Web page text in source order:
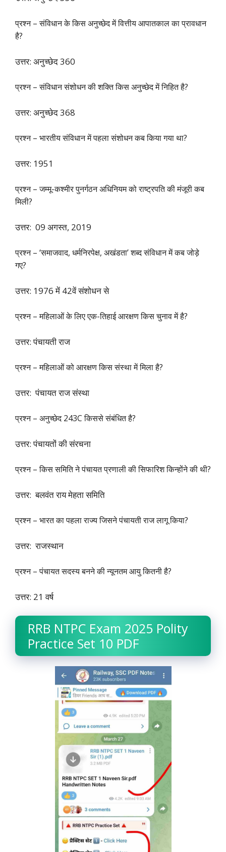
प्रश्न – संविधान के किस अनुच्छेद में वित्तीय आपातकाल का प्रावधान
है?
उत्तर: अनुच्छेद 360
प्रश्न – संविधान संशोधन की शक्ति किस अनुच्छेद में निहित है?
उत्तर: अनुच्छेद 368
प्रश्न – भारतीय संविधान में पहला संशोधन कब किया गया था?
उत्तर: 1951
प्रश्न – जम्मू-कश्मीर पुनर्गठन अधिनियम को राष्ट्रपति की मंजूरी कब
मिली?
उत्तर: 09 अगस्त, 2019
प्रश्न – ‘समाजवाद, धर्मनिरपेक्ष, अखंडता’ शब्द संविधान में कब जोड़े
गए?
उत्तर: 1976 में 42वें संशोधन से
प्रश्न – महिलाओं के लिए एक-तिहाई आरक्षण किस चुनाव में है?
उत्तर: पंचायती राज
प्रश्न – महिलाओं को आरक्षण किस संस्था में मिला है?
उत्तर: पंचायत राज संस्था
प्रश्न – अनुच्छेद 243C किससे संबंधित है?
उत्तर: पंचायतों की संरचना
प्रश्न – किस समिति ने पंचायत प्रणाली की सिफारिश किन्होंने की थी?
उत्तर: बलवंत राय मेहता समिति
प्रश्न – भारत का पहला राज्य जिसने पंचायती राज लागू किया?
उत्तर: राजस्थान
प्रश्न – पंचायत सदस्य बनने की न्यूनतम आयु कितनी है?
उत्तर: 21 वर्ष
RRB NTPC Exam 2025 Polity
Practice Set 10 PDF